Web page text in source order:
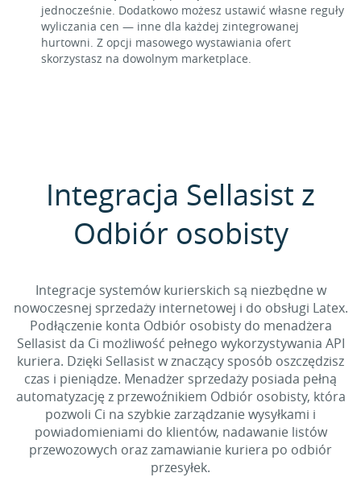
jednocześnie. Dodatkowo możesz ustawić własne reguły
wyliczania cen — inne dla każdej zintegrowanej
hurtowni. Z opcji masowego wystawiania ofert
skorzystasz na dowolnym marketplace.
Integracja Sellasist z
Odbiór osobisty
Integracje systemów kurierskich są niezbędne w
nowoczesnej sprzedaży internetowej i do obsługi Latex.
Podłączenie konta Odbiór osobisty do menadżera
Sellasist da Ci możliwość pełnego wykorzystywania API
kuriera. Dzięki Sellasist w znaczący sposób oszczędzisz
czas i pieniądze. Menadżer sprzedaży posiada pełną
automatyzację z przewoźnikiem Odbiór osobisty, która
pozwoli Ci na szybkie zarządzanie wysyłkami i
powiadomieniami do klientów, nadawanie listów
przewozowych oraz zamawianie kuriera po odbiór
przesyłek.